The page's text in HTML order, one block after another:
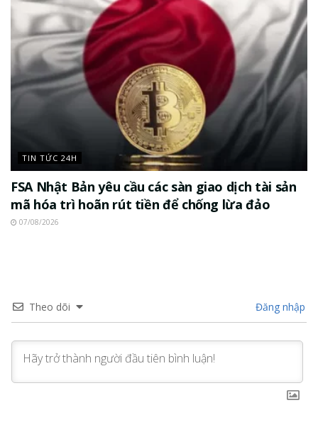
TIN TỨC 24H
FSA Nhật Bản yêu cầu các sàn giao dịch tài sản
mã hóa trì hoãn rút tiền để chống lừa đảo
07/08/2026
Theo dõi Đăng nhập